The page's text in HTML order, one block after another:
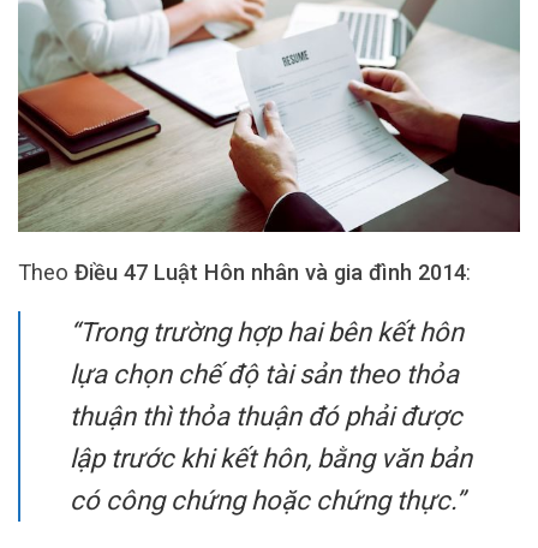
Theo Điều 47 Luật Hôn nhân và gia đình 2014:
“Trong trường hợp hai bên kết hôn
lựa chọn chế độ tài sản theo thỏa
thuận thì thỏa thuận đó phải được
lập trước khi kết hôn, bằng văn bản
có công chứng hoặc chứng thực.”